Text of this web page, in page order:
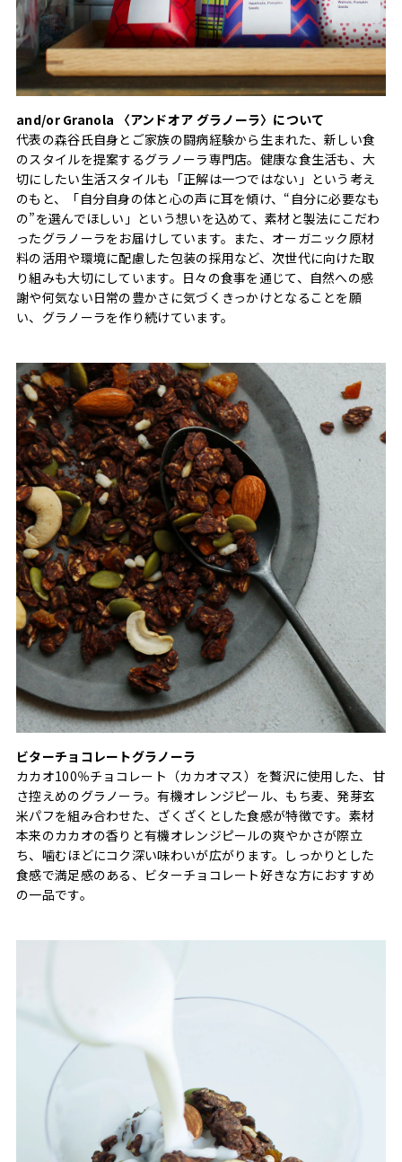
and/or Granola 〈アンドオア グラノーラ〉について
代表の森谷氏自身とご家族の闘病経験から生まれた、新しい食
のスタイルを提案するグラノーラ専門店。健康な食生活も、大
切にしたい生活スタイルも「正解は一つではない」という考え
のもと、「自分自身の体と心の声に耳を傾け、“自分に必要なも
の”を選んでほしい」という想いを込めて、素材と製法にこだわ
ったグラノーラをお届けしています。また、オーガニック原材
料の活用や環境に配慮した包装の採用など、次世代に向けた取
り組みも大切にしています。日々の食事を通じて、自然への感
謝や何気ない日常の豊かさに気づくきっかけとなることを願
い、グラノーラを作り続けています。
ビターチョコレートグラノーラ
カカオ100％チョコレート（カカオマス）を贅沢に使用した、甘
さ控えめのグラノーラ。有機オレンジピール、もち麦、発芽玄
米パフを組み合わせた、ざくざくとした食感が特徴です。素材
本来のカカオの香りと有機オレンジピールの爽やかさが際立
ち、噛むほどにコク深い味わいが広がります。しっかりとした
食感で満足感のある、ビターチョコレート好きな方におすすめ
の一品です。